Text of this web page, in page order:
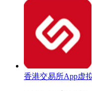
香港交易所App虚